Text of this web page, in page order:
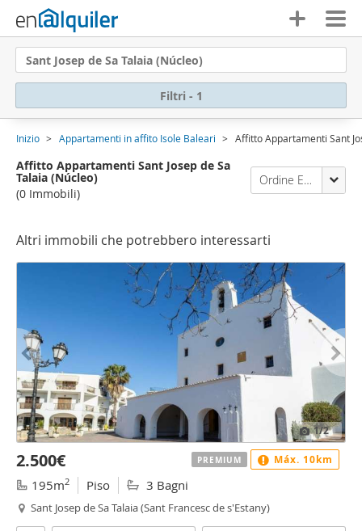
Sant Josep de Sa Talaia (Núcleo)
Filtri - 1
Inizio Appartamenti in affito Isole Baleari Affitto Appartamenti Sant
Affitto Appartamenti Sant Josep de Sa
Talaia (Núcleo)
(0 Immobili)
Ordine Enalquiler
Altri immobili che potrebbero interessarti
1/2
2.500€
195m2 Piso 3 Bagni
Sant Josep de Sa Talaia (Sant Francesc de s'Estany)
PREMIUM Máx. 10km